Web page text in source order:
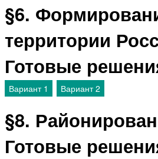
§6.
территории
Готовые
Вариант 1 Вариант 2
§8.
Готовые